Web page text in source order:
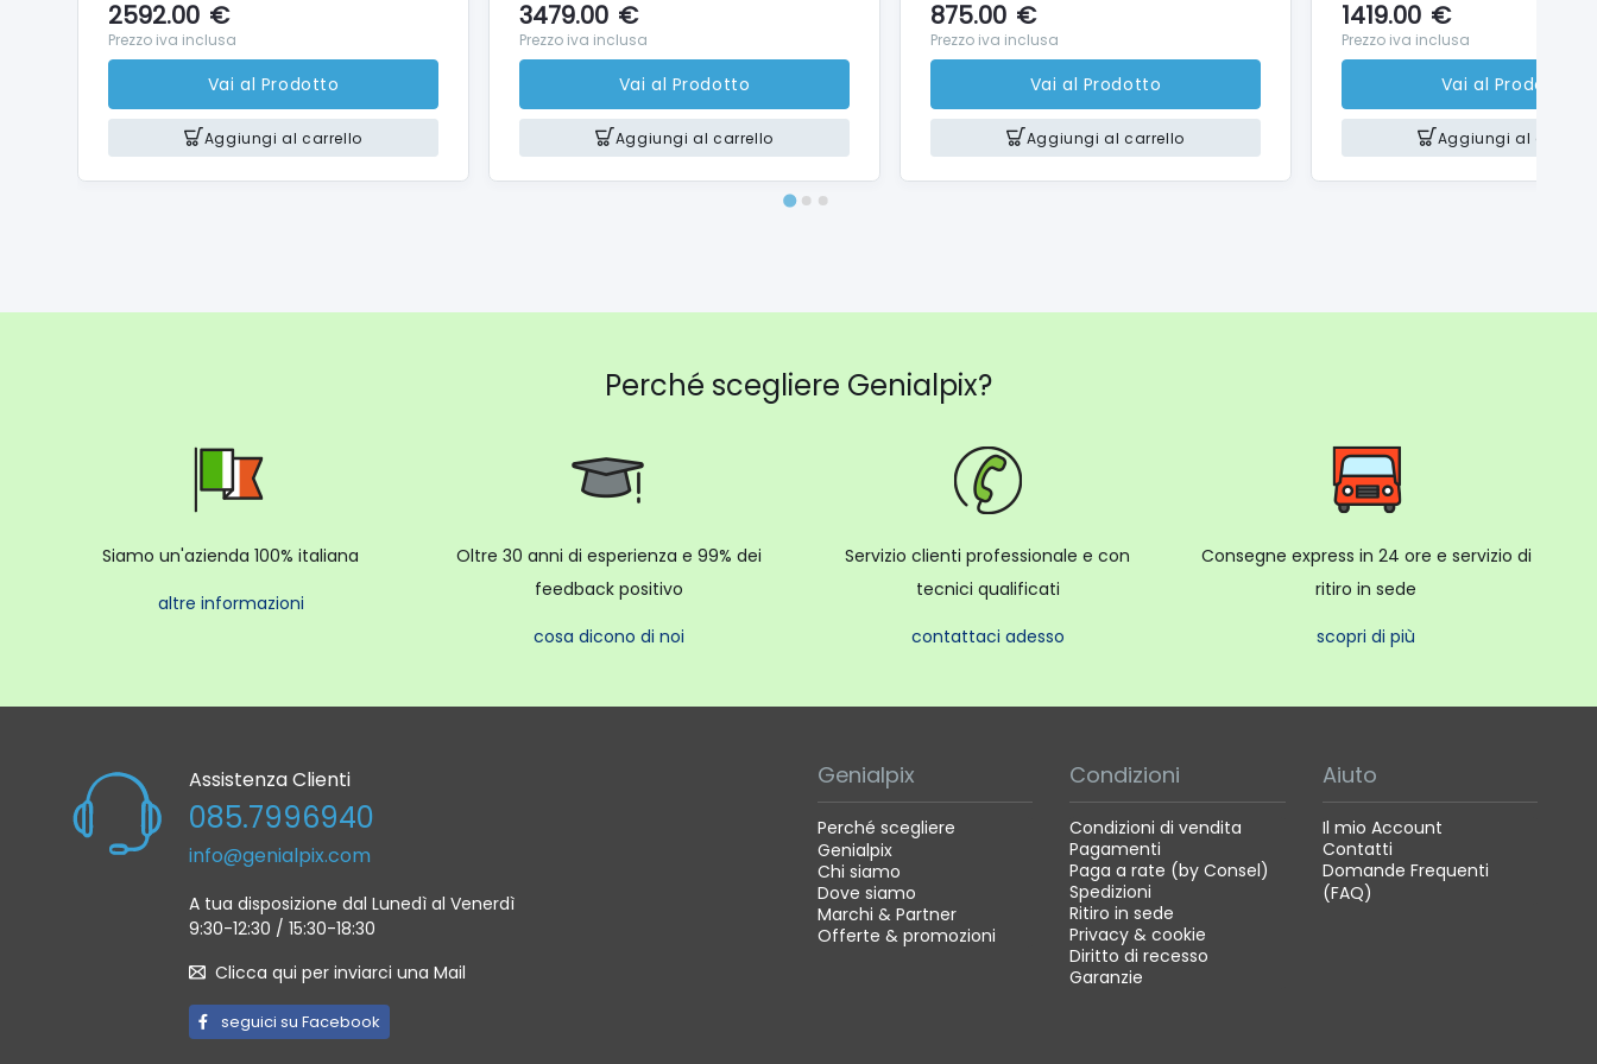
EOS R5
EOS R6
2592.00 €
Prezzo iva inclusa
Vai al Prodotto
Aggiungi al carrello
3479.00 €
Prezzo iva inclusa
Vai al Prodotto
Aggiungi al carrello
875.00 €
Prezzo iva inclusa
Vai al Prodotto
Aggiungi al carrello
1419.00 €
Prezzo iva inclusa
Vai al Prodotto
Aggiungi al carrello
Perché scegliere Genialpix?
Siamo un'azienda 100% italiana
altre informazioni
Oltre 30 anni di esperienza e 99% dei
feedback positivo
cosa dicono di noi
Servizio clienti professionale e con
tecnici qualificati
contattaci adesso
Consegne express in 24 ore e servizio di
ritiro in sede
scopri di più
Assistenza Clienti
085.7996940
info@genialpix.com
A tua disposizione dal Lunedì al Venerdì
9:30-12:30 / 15:30-18:30
Clicca qui per inviarci una Mail
seguici su Facebook
Genialpix
Perché scegliere
Genialpix
Chi siamo
Dove siamo
Marchi & Partner
Offerte & promozioni
Condizioni
Condizioni di vendita
Pagamenti
Paga a rate (by Consel)
Spedizioni
Ritiro in sede
Privacy & cookie
Diritto di recesso
Garanzie
Aiuto
Il mio Account
Contatti
Domande Frequenti
(FAQ)